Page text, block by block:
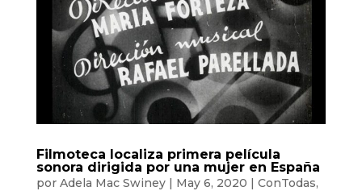
Filmoteca localiza primera película
sonora dirigida por una mujer en España
por Adela Mac Swiney| May 6, 2020 | ConTodas,